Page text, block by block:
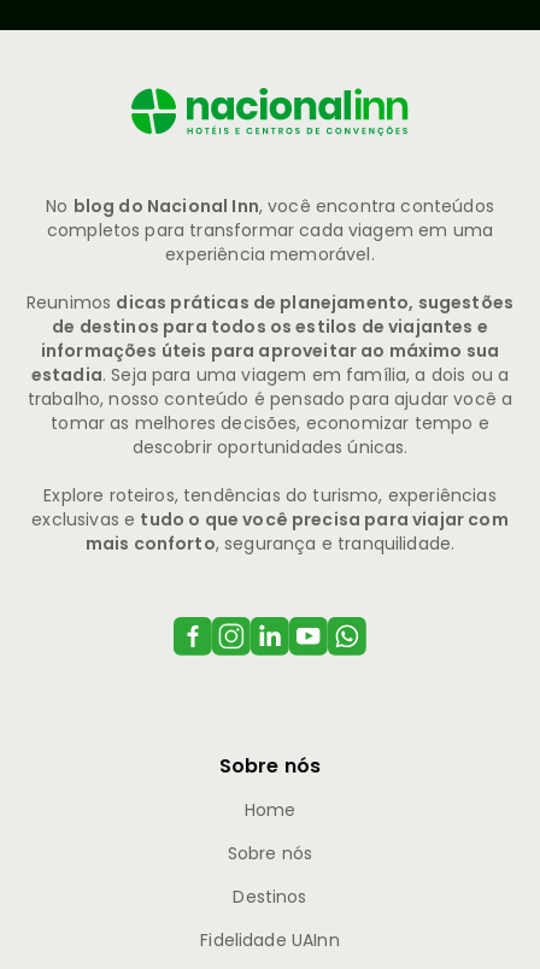
No blog do Nacional Inn, você encontra conteúdos
completos para transformar cada viagem em uma
experiência memorável.
Reunimos dicas práticas de planejamento, sugestões
de destinos para todos os estilos de viajantes e
informações úteis para aproveitar ao máximo sua
estadia. Seja para uma viagem em família, a dois ou a
trabalho, nosso conteúdo é pensado para ajudar você a
tomar as melhores decisões, economizar tempo e
descobrir oportunidades únicas.
Explore roteiros, tendências do turismo, experiências
exclusivas e tudo o que você precisa para viajar com
mais conforto, segurança e tranquilidade.
Sobre nós
Home
Sobre nós
Destinos
Fidelidade UAInn